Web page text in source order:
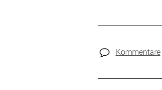
Kommentare